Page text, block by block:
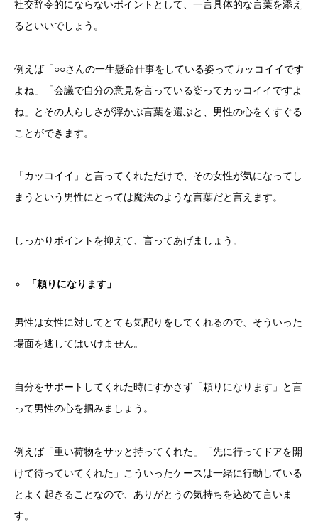
社交辞令的にならないポイントとして、一言具体的な言葉を添え
るといいでしょう。
例えば「○○さんの一生懸命仕事をしている姿ってカッコイイです
よね」「会議で自分の意見を言っている姿ってカッコイイですよ
ね」とその人らしさが浮かぶ言葉を選ぶと、男性の心をくすぐる
ことができます。
「カッコイイ」と言ってくれただけで、その女性が気になってし
まうという男性にとっては魔法のような言葉だと言えます。
しっかりポイントを抑えて、言ってあげましょう。
「頼りになります」
男性は女性に対してとても気配りをしてくれるので、そういった
場面を逃してはいけません。
自分をサポートしてくれた時にすかさず「頼りになります」と言
って男性の心を掴みましょう。
例えば「重い荷物をサッと持ってくれた」「先に行ってドアを開
けて待っていてくれた」こういったケースは一緒に行動している
とよく起きることなので、ありがとうの気持ちを込めて言いま
す。